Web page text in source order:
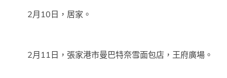
2月10日，居家。
2月11日，張家港市曼巴特奈雪面包店，王府廣場。